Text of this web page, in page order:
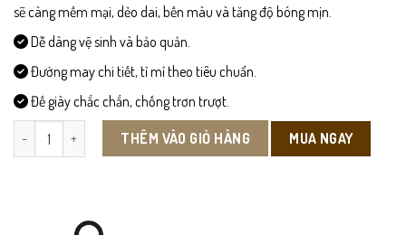
sẽ càng mềm mại, dẻo dai, bền màu và tăng độ bóng mịn.
Dễ dàng vệ sinh và bảo quản.
Đường may chi tiết, tỉ mỉ theo tiêu chuẩn.
Đế giày chắc chắn, chống trơn trượt.
CS15 - Giày Da Công Sở số lượng
THÊM VÀO GIỎ HÀNG MUA NGAY